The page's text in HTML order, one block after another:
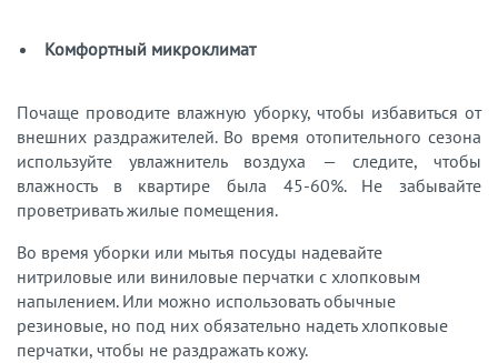
Комфортный микроклимат
Почаще проводите влажную уборку, чтобы избавиться от
внешних раздражителей. Во время отопительного сезона
используйте увлажнитель воздуха — следите, чтобы
влажность в квартире была 45-60%. Не забывайте
проветривать жилые помещения.
Во время уборки или мытья посуды надевайте
нитриловые или виниловые перчатки с хлопковым
напылением. Или можно использовать обычные
резиновые, но под них обязательно надеть хлопковые
перчатки, чтобы не раздражать кожу.